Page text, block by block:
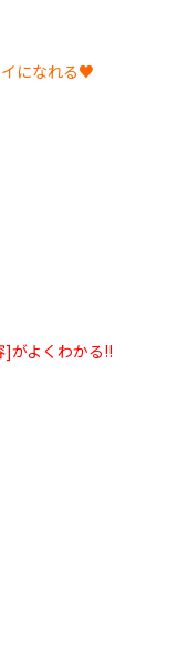
イになれる♥
]がよくわかる!!